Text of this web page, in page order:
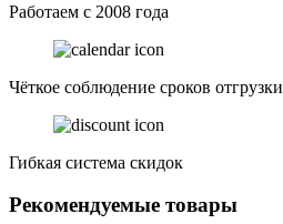
Работаем с 2008 года
Чёткое соблюдение сроков отгрузки
Гибкая система скидок
Рекомендуемые товары